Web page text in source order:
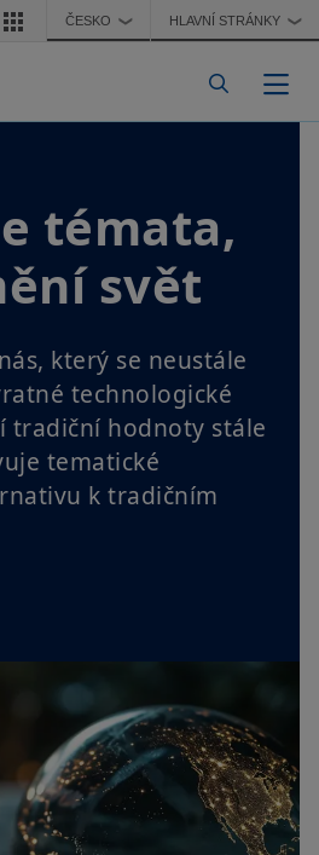
ČESKO ❯ HLAVNÍ STRÁNKY ❯
témata,
svět
který se neustále
technologické
tradiční hodnoty stále
tematické
k tradičním